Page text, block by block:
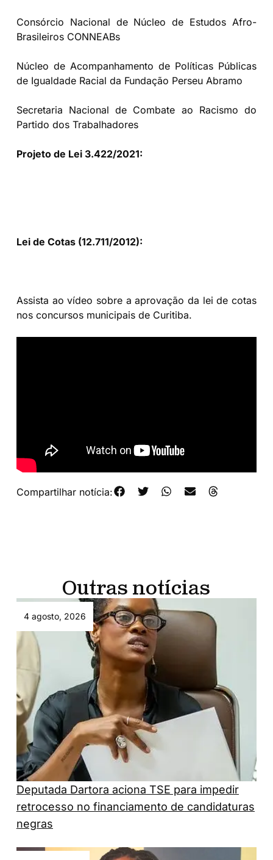
Consórcio Nacional de Núcleo de Estudos Afro-
Brasileiros CONNEABs
Núcleo de Acompanhamento de Políticas Públicas
de Igualdade Racial da Fundação Perseu Abramo
Secretaria Nacional de Combate ao Racismo do
Partido dos Trabalhadores
Projeto de Lei 3.422/2021:
Lei de Cotas (12.711/2012):
Assista ao vídeo sobre a aprovação da lei de cotas
nos concursos municipais de Curitiba.
Compartilhar notícia:
Outras notícias
4 agosto, 2026
Deputada Dartora aciona TSE para impedir
retrocesso no financiamento de candidaturas
negras